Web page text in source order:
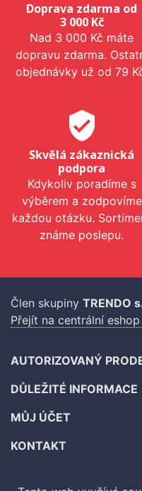
Doprava zdarma od
3 000 Kč
Nad 3 000 Kč máte
dopravu zdarma.
objednávky už od 79
verified_user
Skvělá zákaznická
podpora
Kdykoliv poradíme s
výběrem a zodpovíme
každou otázku.
známe poslepu.
Člen skupiny TRENDO
Přejít na centrální
AUTORIZOVANÝ
DŮLEŽITÉ INFORMACE
MŮJ ÚČET
KONTAKT